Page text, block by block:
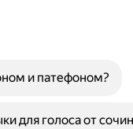
и патефоном?
для голоса от